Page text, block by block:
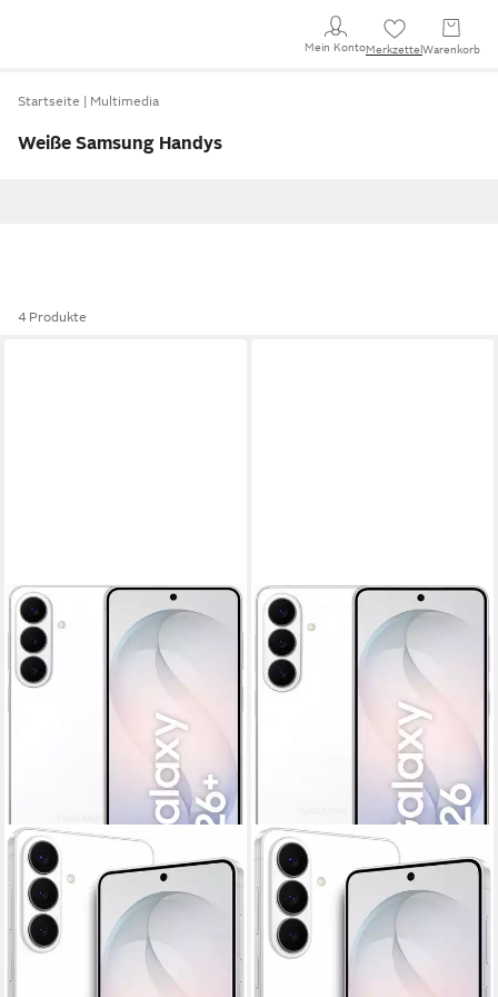
Mein KontoMerkzettel Warenkorb
Startseite Multimedia
Weiße Samsung Handys
4 Produkte